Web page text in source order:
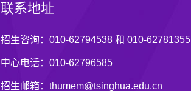
联系地址
招生咨询：010-62794538 和 010-62781355
中心电话：010-62796585
招生邮箱：thumem@tsinghua.edu.cn